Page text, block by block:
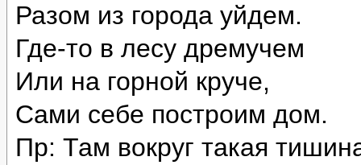
Разом из города уйдем.
Где-то в лесу дремучем
Или на горной круче,
Сами себе построим дом.
Пр: Там вокруг такая